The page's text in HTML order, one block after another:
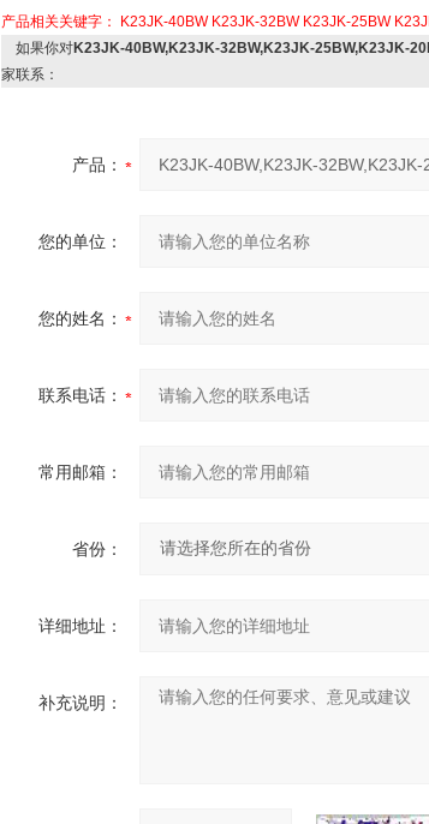
产品相关关键字： K23JK-40BW K23JK-32BW K23JK-25BW
如果你对K23JK-40BW,K23JK-32BW,K23JK-25BW,K23JK-
家联系：
产品：
您的单位：
您的姓名：
联系电话：
常用邮箱：
省份：
详细地址：
补充说明：